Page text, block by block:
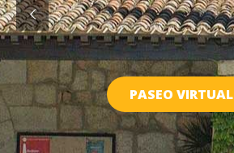
PASEO VIRTUAL